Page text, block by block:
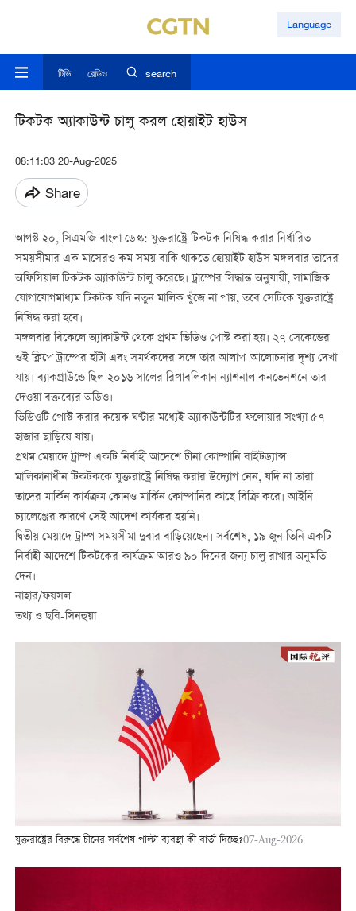
Language
টিভি রেডিও search
টিকটক অ্যাকাউন্ট চালু করল হোয়াইট হাউস
08:11:03 20-Aug-2025
Share
আগস্ট ২০, সিএমজি বাংলা ডেস্ক: যুক্তরাষ্ট্রে টিকটক নিষিদ্ধ করার নির্ধারিত
সময়সীমার এক মাসেরও কম সময় বাকি থাকতে হোয়াইট হাউস মঙ্গলবার তাদের
অফিসিয়াল টিকটক অ্যাকাউন্ট চালু করেছে। ট্রাম্পের সিদ্ধান্ত অনুযায়ী, সামাজিক
যোগাযোগমাধ্যম টিকটক যদি নতুন মালিক খুঁজে না পায়, তবে সেটিকে যুক্তরাষ্ট্রে
নিষিদ্ধ করা হবে।
মঙ্গলবার বিকেলে অ্যাকাউন্ট থেকে প্রথম ভিডিও পোস্ট করা হয়। ২৭ সেকেন্ডের
ওই ক্লিপে ট্রাম্পের হাঁটা এবং সমর্থকদের সঙ্গে তার আলাপ-আলোচনার দৃশ্য দেখা
যায়। ব্যাকগ্রাউন্ডে ছিল ২০১৬ সালের রিপাবলিকান ন্যাশনাল কনভেনশনে তার
দেওয়া বক্তব্যের অডিও।
ভিডিওটি পোস্ট করার কয়েক ঘণ্টার মধ্যেই অ্যাকাউন্টটির ফলোয়ার সংখ্যা ৫৭
হাজার ছাড়িয়ে যায়।
প্রথম মেয়াদে ট্রাম্প একটি নির্বাহী আদেশে চীনা কোম্পানি বাইটড্যান্স
মালিকানাধীন টিকটককে যুক্তরাষ্ট্রে নিষিদ্ধ করার উদ্যোগ নেন, যদি না তারা
তাদের মার্কিন কার্যক্রম কোনও মার্কিন কোম্পানির কাছে বিক্রি করে। আইনি
চ্যালেঞ্জের কারণে সেই আদেশ কার্যকর হয়নি।
দ্বিতীয় মেয়াদে ট্রাম্প সময়সীমা দুবার বাড়িয়েছেন। সর্বশেষ, ১৯ জুন তিনি একটি
নির্বাহী আদেশে টিকটকের কার্যক্রম আরও ৯০ দিনের জন্য চালু রাখার অনুমতি
দেন।
নাহার/ফয়সল
তথ্য ও ছবি-সিনহুয়া
যুক্তরাষ্ট্রের বিরুদ্ধে চীনের সর্বশেষ পাল্টা ব্যবস্থা কী বার্তা দিচ্ছে?07-Aug-2026